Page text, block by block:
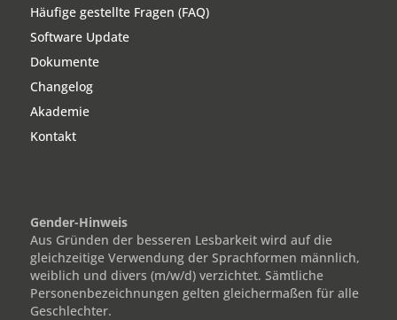
Häufige gestellte Fragen (FAQ)
Software Update
Dokumente
Changelog
Akademie
Kontakt
Gender-Hinweis
Aus Gründen der besseren Lesbarkeit wird auf die
gleichzeitige Verwendung der Sprachformen männlich,
weiblich und divers (m/w/d) verzichtet. Sämtliche
Personenbezeichnungen gelten gleichermaßen für alle
Geschlechter.